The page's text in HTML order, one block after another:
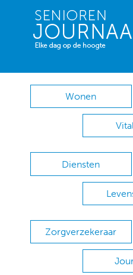
Wonen
Diensten
Zorgverzekeraar